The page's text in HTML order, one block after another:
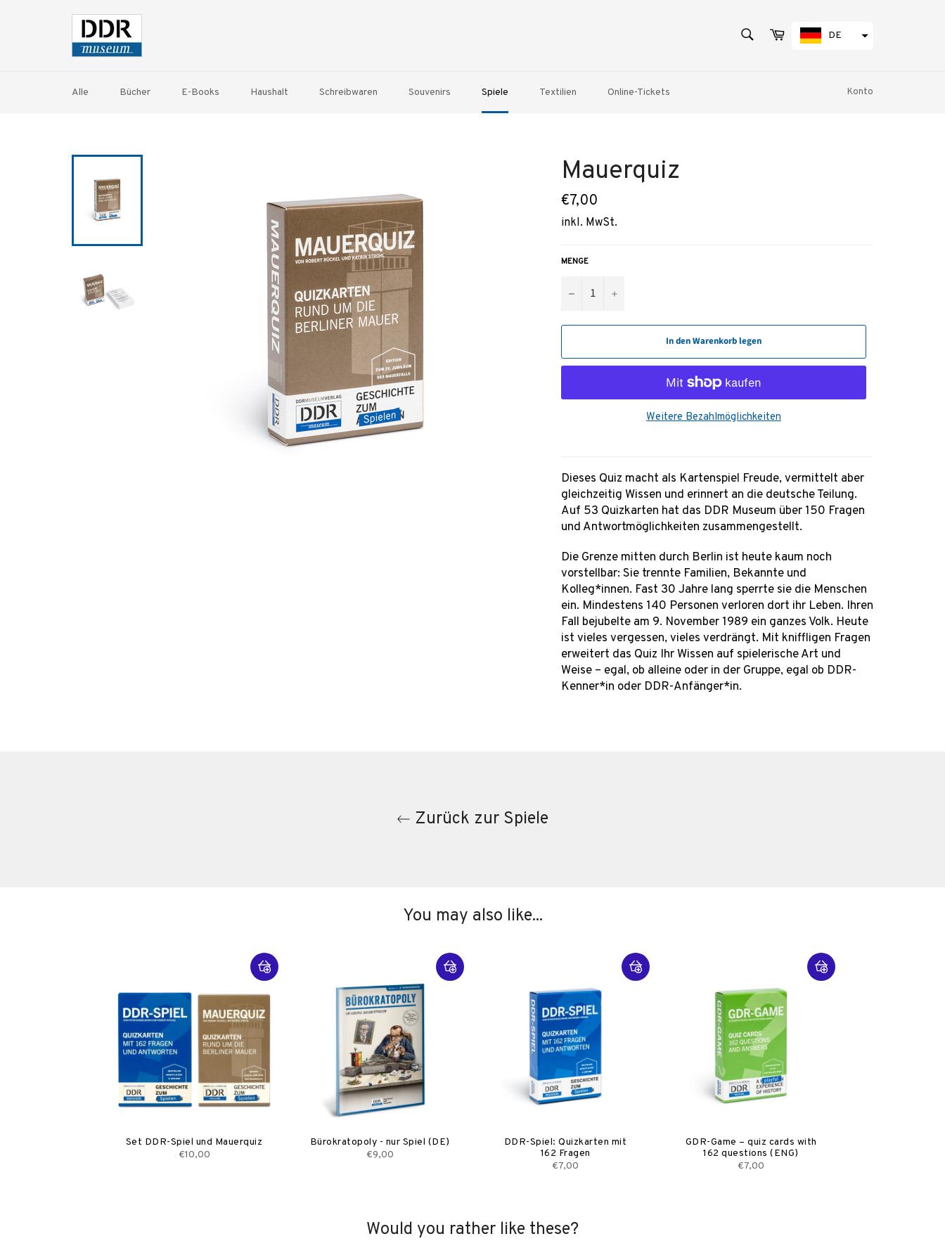
Warenkorb
DE
Alle Bücher E-Books Haushalt Schreibwaren Souvenirs Spiele Textilien Online-Tickets Konto
Mauerquiz
Normaler
Preis
€7,00
inkl. MwSt.
MENGE
− +
In den Warenkorb legen
Weitere Bezahlmöglichkeiten
Dieses Quiz macht als Kartenspiel Freude, vermittelt aber
gleichzeitig Wissen und erinnert an die deutsche Teilung.
Auf 53 Quizkarten hat das DDR Museum über 150 Fragen
und Antwortmöglichkeiten zusammengestellt.
Die Grenze mitten durch Berlin ist heute kaum noch
vorstellbar: Sie trennte Familien, Bekannte und
Kolleg*innen. Fast 30 Jahre lang sperrte sie die Menschen
ein. Mindestens 140 Personen verloren dort ihr Leben. Ihren
Fall bejubelte am 9. November 1989 ein ganzes Volk. Heute
ist vieles vergessen, vieles verdrängt. Mit kniffligen Fragen
erweitert das Quiz Ihr Wissen auf spielerische Art und
Weise – egal, ob alleine oder in der Gruppe, egal ob DDR-
Kenner*in oder DDR-Anfänger*in.
Zurück zur Spiele
You may also like...
Set DDR-Spiel und Mauerquiz
€10,00
Bürokratopoly - nur Spiel (DE)
€9,00
DDR-Spiel: Quizkarten mit
162 Fragen
€7,00
GDR-Game – quiz cards with
162 questions (ENG)
€7,00
Would you rather like these?